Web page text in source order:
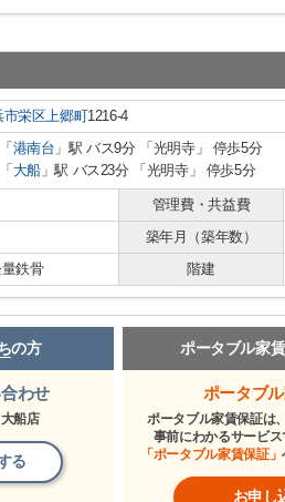
市栄区上郷町1216-4
「 港南台 」駅 バス9分 「光明寺」 停歩5分
「 大船」駅 バス23分 「光明寺」 停歩5分
管理費・共益費
築年月（築年数）
鉄骨 階建
の方
わせ
船店
る
ポータブル家
ポータブ
ポータブル家賃保証は
事前にわかるサービス
「ポータブル家賃保証」
お申し